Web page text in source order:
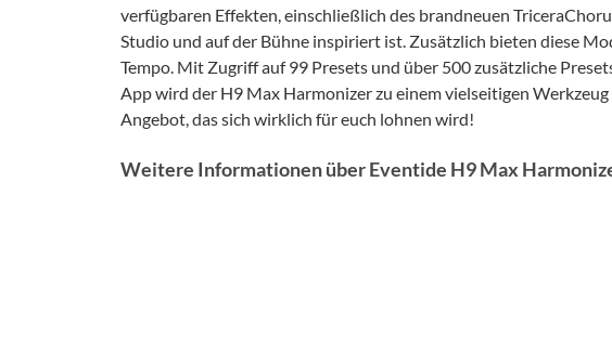
verfügbaren Effekten, einschließlich des brandneuen
Studio und auf der Bühne inspiriert ist. Zusätzlich bieten diese
Tempo. Mit Zugriff auf 99 Presets und über 500 zusätzliche
App wird der H9 Max Harmonizer zu einem vielseitigen
Angebot, das sich wirklich für euch lohnen wird!
Weitere Informationen über Eventide H9 Max